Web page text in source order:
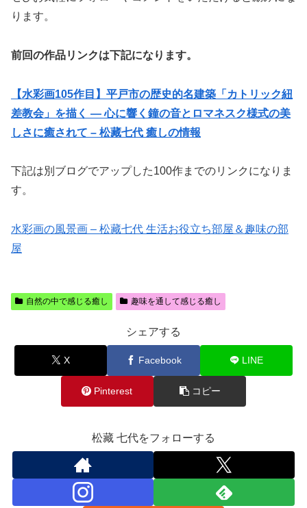
ります。
前回の作品リンクは下記になります。
【水彩画105作目】平戸市の歴史的名建築「カトリック紐
差教会」を描く — 心に響く鐘の音とロマネスク様式の美
しさに癒されて – 松藏七代 癒しの情報
下記は別ブログでアップした100作までのリンクになりま
す。
水彩画の風景画 – 松藏七代 生活お役立ち部屋＆趣味の部
屋
自然の中で感じる癒し 趣味を通して感じる癒し
シェアする
X Facebook LINE
Pinterest コピー
松藏 七代をフォローする